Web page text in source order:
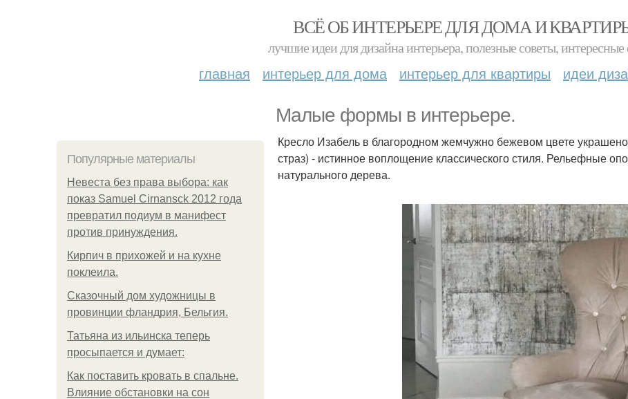
ВСЁ ОБ ИНТЕРЬЕРЕ ДЛЯ ДОМА И
лучшие идеи для дизайна интерьера, полезные советы, интересные
главная интерьер для дома интерьер для квартиры идеи
Малые формы в интерьере.
Популярные материалы
Невеста без права выбора: как
показ Samuel Cirnansck 2012 года
превратил подиум в манифест
против принуждения.
Кирпич в прихожей и на кухне
поклеила.
Сказочный дом художницы в
провинции фландрия, Бельгия.
Татьяна из ильинска теперь
просыпается и думает:
Как поставить кровать в спальне.
Влияние обстановки на сон
Кресло Изабель в благородном жемчужно бежевом цвете
страз) - истинное воплощение классического стиля. Рельефные
натурального дерева.